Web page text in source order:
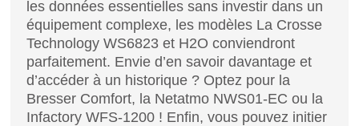
les données essentielles sans investir dans un
équipement complexe, les modèles La Crosse
Technology WS6823 et H2O conviendront
parfaitement. Envie d’en savoir davantage et
d’accéder à un historique ? Optez pour la
Bresser Comfort, la Netatmo NWS01-EC ou la
Infactory WFS-1200 ! Enfin, vous pouvez initier